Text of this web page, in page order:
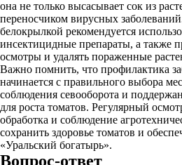
она не только высасывает сок из
переносчиком вирусных
белокрылкой рекомендуется
инсектицидные препараты, а также
осмотры и удалять пораженные
Важно помнить, что профилактика
начинается с правильного выбора
соблюдения севооборота и
для роста томатов. Регулярный
обработка и соблюдение
сохранить здоровье томатов и
«Уральский богатырь».
Вопрос-ответ